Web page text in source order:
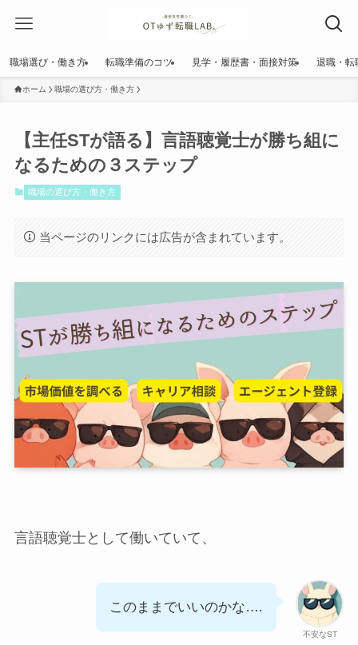
職場選び・働き方 転職準備のコツ 見学・履歴書・面接対策 退職・転
ホーム 職場の選び方・働き方
【主任STが語る】言語聴覚士が勝ち組に
なるための３ステップ
職場の選び方・働き方
当ページのリンクには広告が含まれています。
言語聴覚士として働いていて、
不安なST
このままでいいのかな….